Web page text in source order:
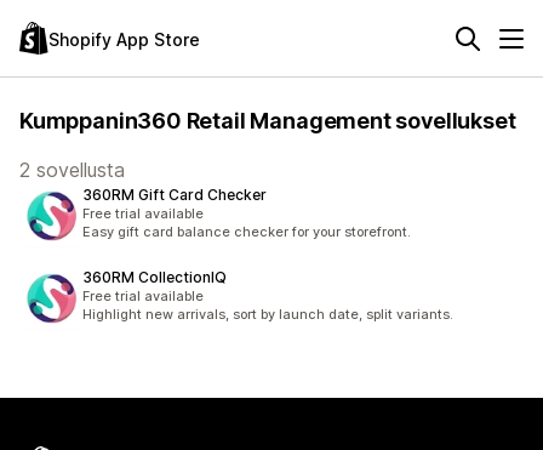
Shopify App Store
Kumppanin360 Retail Management sovellukset
2 sovellusta
360RM Gift Card Checker
Free trial available
Easy gift card balance checker for your storefront.
360RM CollectionIQ
Free trial available
Highlight new arrivals, sort by launch date, split variants.